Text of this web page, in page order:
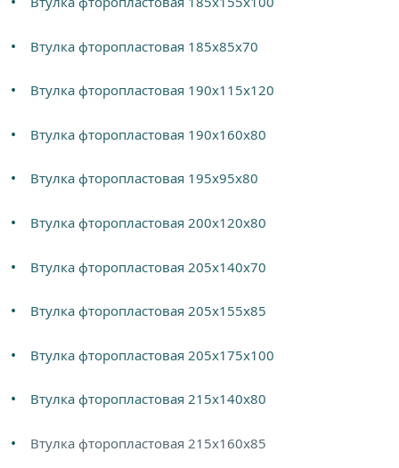
Втулка фторопластовая 185х85х70
Втулка фторопластовая 190х115х120
Втулка фторопластовая 190х160х80
Втулка фторопластовая 195х95х80
Втулка фторопластовая 200х120х80
Втулка фторопластовая 205х140х70
Втулка фторопластовая 205х155х85
Втулка фторопластовая 205х175х100
Втулка фторопластовая 215х140х80
Втулка фторопластовая 215х160х85